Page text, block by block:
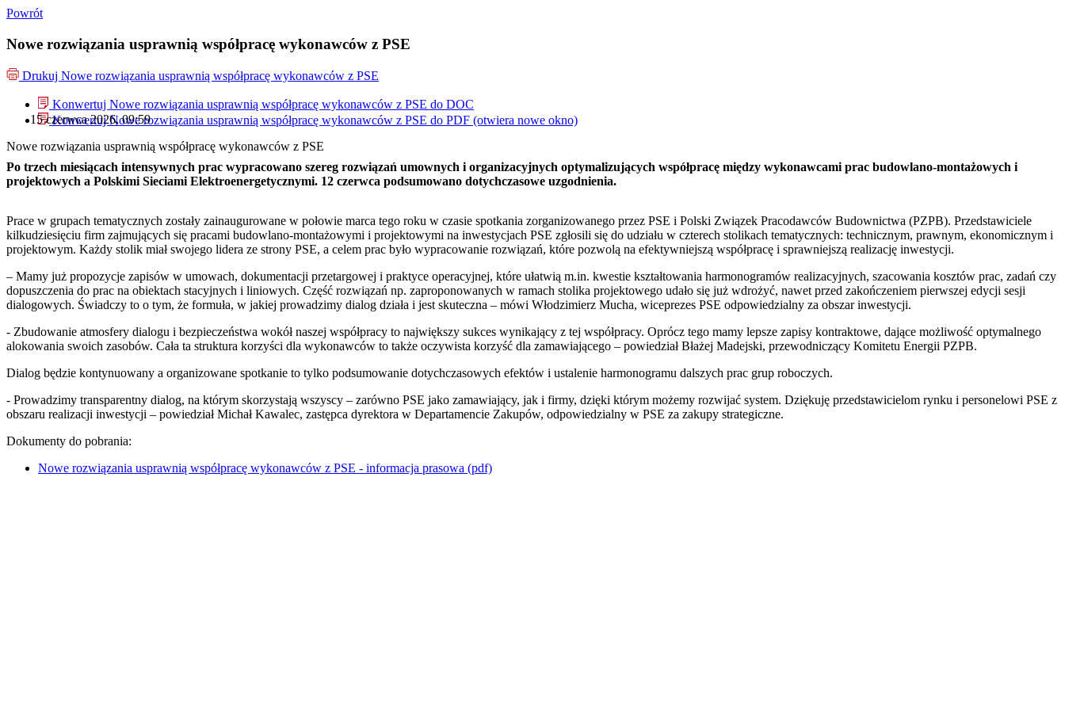
Powrót
Nowe rozwiązania usprawnią współpracę wykonawców z PSE
Drukuj Nowe rozwiązania usprawnią współpracę wykonawców z PSE
Konwertuj Nowe rozwiązania usprawnią współpracę wykonawców z PSE do DOC
Konwertuj Nowe rozwiązania usprawnią współpracę wykonawców z PSE do PDF (otwiera nowe okno)
15 czerwca 2026, 09:59
Nowe rozwiązania usprawnią współpracę wykonawców z PSE
Po trzech miesiącach intensywnych prac wypracowano szereg rozwiązań umownych i organizacyjnych optymalizujących współpracę między wykonawcami prac budowlano-montażowych i
projektowych a Polskimi Sieciami Elektroenergetycznymi. 12 czerwca podsumowano dotychczasowe uzgodnienia.
Prace w grupach tematycznych zostały zainaugurowane w połowie marca tego roku w czasie spotkania zorganizowanego przez PSE i Polski Związek Pracodawców Budownictwa (PZPB). Przedstawiciele
kilkudziesięciu firm zajmujących się pracami budowlano-montażowymi i projektowymi na inwestycjach PSE zgłosili się do udziału w czterech stolikach tematycznych: technicznym, prawnym, ekonomicznym i
projektowym. Każdy stolik miał swojego lidera ze strony PSE, a celem prac było wypracowanie rozwiązań, które pozwolą na efektywniejszą współpracę i sprawniejszą realizację inwestycji.
– Mamy już propozycje zapisów w umowach, dokumentacji przetargowej i praktyce operacyjnej, które ułatwią m.in. kwestie kształtowania harmonogramów realizacyjnych, szacowania kosztów prac, zadań czy
dopuszczenia do prac na obiektach stacyjnych i liniowych. Część rozwiązań np. zaproponowanych w ramach stolika projektowego udało się już wdrożyć, nawet przed zakończeniem pierwszej edycji sesji
dialogowych. Świadczy to o tym, że formuła, w jakiej prowadzimy dialog działa i jest skuteczna – mówi Włodzimierz Mucha, wiceprezes PSE odpowiedzialny za obszar inwestycji.
- Zbudowanie atmosfery dialogu i bezpieczeństwa wokół naszej współpracy to największy sukces wynikający z tej współpracy. Oprócz tego mamy lepsze zapisy kontraktowe, dające możliwość optymalnego
alokowania swoich zasobów. Cała ta struktura korzyści dla wykonawców to także oczywista korzyść dla zamawiającego – powiedział Błażej Madejski, przewodniczący Komitetu Energii PZPB.
Dialog będzie kontynuowany a organizowane spotkanie to tylko podsumowanie dotychczasowych efektów i ustalenie harmonogramu dalszych prac grup roboczych.
- Prowadzimy transparentny dialog, na którym skorzystają wszyscy – zarówno PSE jako zamawiający, jak i firmy, dzięki którym możemy rozwijać system. Dziękuję przedstawicielom rynku i personelowi PSE z
obszaru realizacji inwestycji – powiedział Michał Kawalec, zastępca dyrektora w Departamencie Zakupów, odpowiedzialny w PSE za zakupy strategiczne.
Dokumenty do pobrania:
Nowe rozwiązania usprawnią współpracę wykonawców z PSE - informacja prasowa (pdf)